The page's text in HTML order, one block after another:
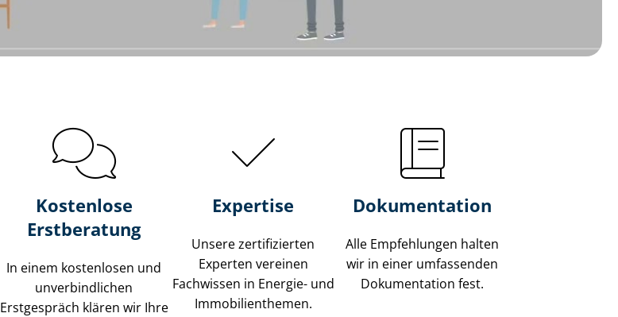
Kostenlose
Erstberatung
In einem kostenlosen und
unverbindlichen
Erstgespräch klären wir Ihre
Expertise
Unsere zertifizierten
Experten vereinen
Fachwissen in Energie- und
Im­mo­bi­li­en­the­men.
Dokumentation
Alle Empfehlungen halten
wir in einer umfassenden
Dokumentation fest.